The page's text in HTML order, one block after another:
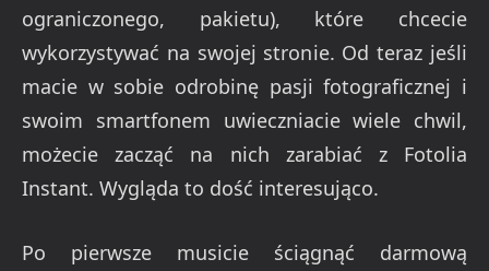
ograniczonego, pakietu), które chcecie
wykorzystywać na swojej stronie. Od teraz jeśli
macie w sobie odrobinę pasji fotograficznej i
swoim smartfonem uwieczniacie wiele chwil,
możecie zacząć na nich zarabiać z Fotolia
Instant. Wygląda to dość interesująco.
Po pierwsze musicie ściągnąć darmową